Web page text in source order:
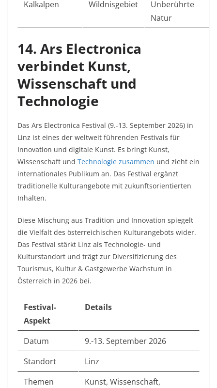
Kalkalpen
Wildnisgebiet
Unberührte
Natur
14. Ars Electronica
verbindet Kunst,
Wissenschaft und
Technologie
Das Ars Electronica Festival (9.-13. September 2026) in
Linz ist eines der weltweit führenden Festivals für
Innovation und digitale Kunst. Es bringt Kunst,
Wissenschaft und Technologie zusammen und zieht ein
internationales Publikum an. Das Festival ergänzt
traditionelle Kulturangebote mit zukunftsorientierten
Inhalten.​
Diese Mischung aus Tradition und Innovation spiegelt
die Vielfalt des österreichischen Kulturangebots wider.
Das Festival stärkt Linz als Technologie- und
Kulturstandort und trägt zur Diversifizierung des
Tourismus, Kultur & Gastgewerbe Wachstum in
Österreich in 2026 bei.​
Festival-
Aspekt
Details
Datum
9.-13. September 2026
Standort
Linz
Themen
Kunst, Wissenschaft,